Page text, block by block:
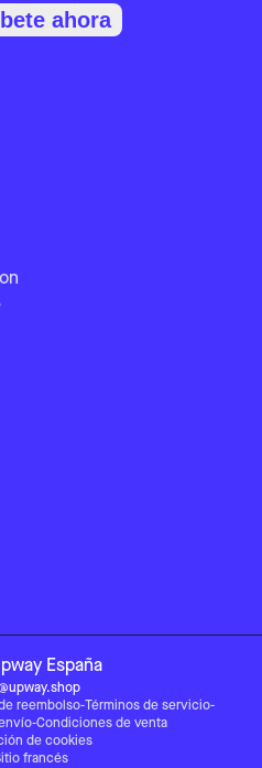
ahora
España
reembolso-Términos de servicio-
-Condiciones de venta
de cookies
francés